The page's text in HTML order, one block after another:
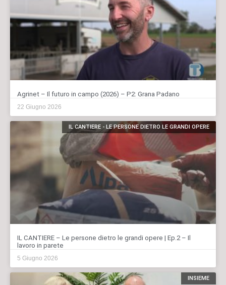
Agrinet – Il futuro in campo (2026) – P2: Grana Padano
22 Giugno 2026
IL CANTIERE - LE PERSONE DIETRO LE GRANDI OPERE
IL CANTIERE – Le persone dietro le grandi opere | Ep.2 – Il
lavoro in parete
5 Giugno 2026
INSIEME